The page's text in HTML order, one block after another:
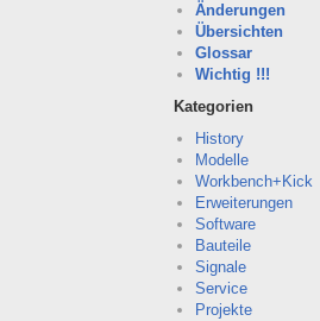
Änderungen
Übersichten
Glossar
Wichtig !!!
Kategorien
History
Modelle
Workbench+Kick
Erweiterungen
Software
Bauteile
Signale
Service
Projekte